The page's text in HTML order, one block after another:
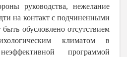
руководства, нежелание
на контакт с подчиненными
обусловлено отсутствием
климатом в
программой